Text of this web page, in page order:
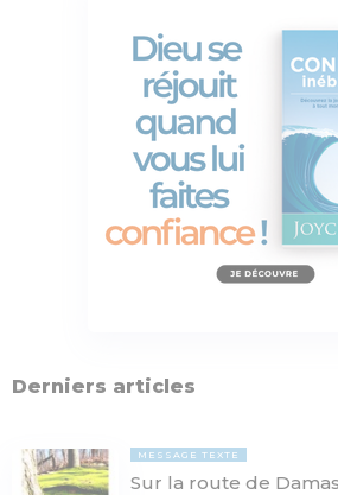
Derniers articles
MESSAGE TEXTE
Sur la route de Damas